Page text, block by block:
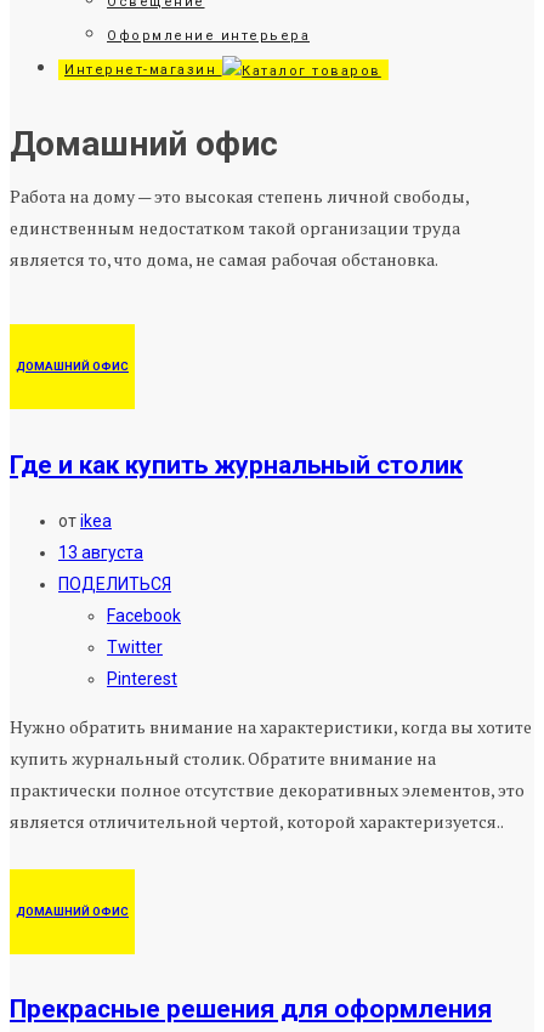
Оформление интерьера
Интернет-магазин
Домашний офис
Работа на дому — это высокая степень личной свободы,
единственным недостатком такой организации труда
является то, что дома, не самая рабочая обстановка.
ДОМАШНИЙ ОФИС
Где и как купить журнальный столик
отikea
13 августа
ПОДЕЛИТЬСЯ
Facebook
Twitter
Pinterest
Нужно обратить внимание на характеристики, когда вы хотите
купить журнальный столик. Обратите внимание на
практически полное отсутствие декоративных элементов, это
является отличительной чертой, которой характеризуется..
ДОМАШНИЙ ОФИС
Прекрасные решения для оформления